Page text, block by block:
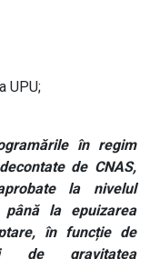
UPU;
în regim
de CNAS,
la nivelul
la epuizarea
în funcție de
de gravitatea